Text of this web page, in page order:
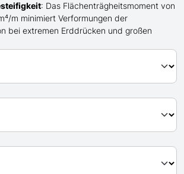
: Das Flächenträgheitsmoment von
m minimiert Verformungen der
bei extremen Erddrücken und großen